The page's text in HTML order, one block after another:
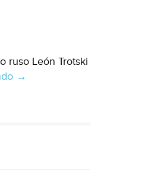
ruso León Trotski
CDMX
→